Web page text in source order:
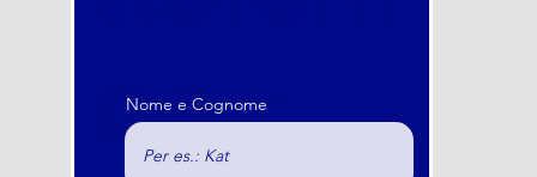
o e
Nome e Cognome